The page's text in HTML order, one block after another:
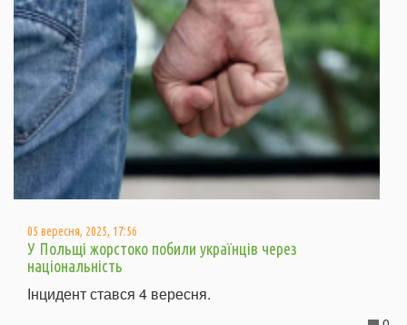
05 вересня, 2025, 17:56
У Польщі жорстоко побили українців через
національність
Інцидент стався 4 вересня.